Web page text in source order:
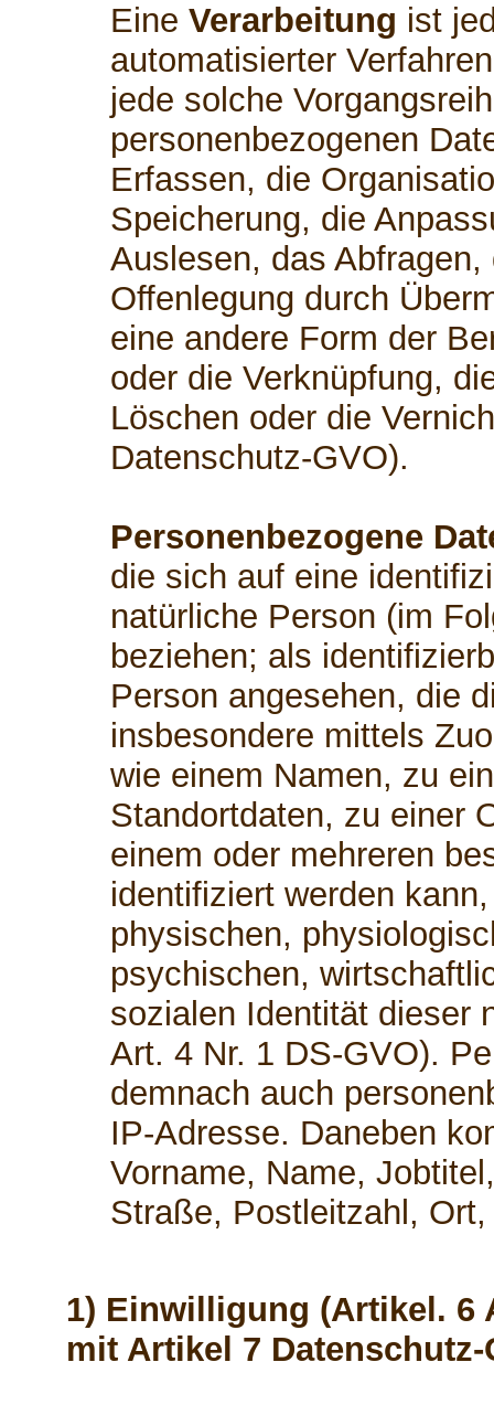
Eine Verarbeitung ist
automatisierter
jede solche
personenbezogenen
Erfassen, die
Speicherung, die
Auslesen, das
Offenlegung durch
eine andere Form der
oder die Verknüpfung,
Löschen oder die
Datenschutz-GVO).
Personenbezogene
die sich auf eine
natürliche Person (im
beziehen; als
Person angesehen, die
insbesondere mittels
wie einem Namen, zu
Standortdaten, zu einer
einem oder mehreren
identifiziert werden
physischen,
psychischen,
sozialen Identität dieser
Art. 4 Nr. 1 DS-GVO).
demnach auch
IP-Adresse. Daneben
Vorname, Name,
Straße, Postleitzahl,
1) Einwilligung (Artikel. 6
mit Artikel 7 Datenschutz-